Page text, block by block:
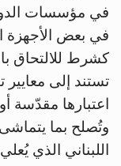
في مؤسسات
في بعض الأجهزة
كشرط للالتحاق
تستند إلى معايير
اعتبارها مقدّسة
وتُصلح بما
اللبناني الذي